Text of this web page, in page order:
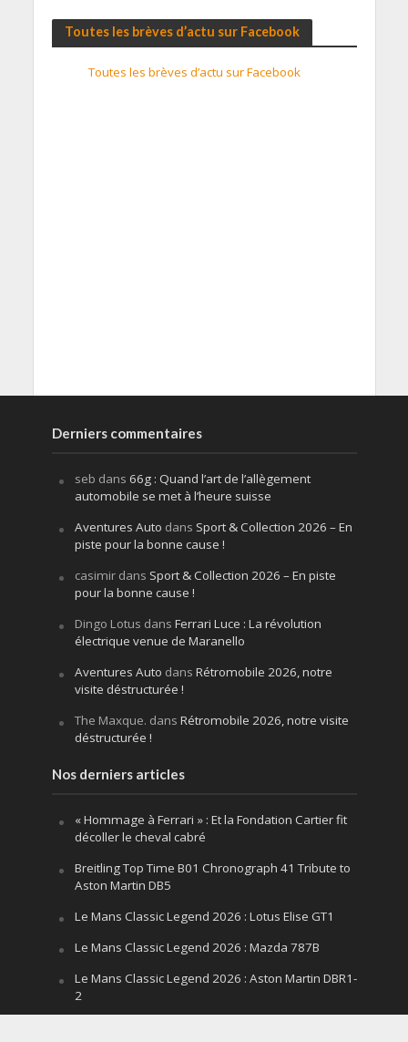
Toutes les brèves d’actu sur Facebook
Toutes les brèves d’actu sur Facebook
Derniers commentaires
seb dans 66g : Quand l’art de l’allègement
automobile se met à l’heure suisse
Aventures Auto dans Sport & Collection 2026 – En
piste pour la bonne cause !
casimirdans Sport & Collection 2026 – En piste
pour la bonne cause !
Dingo Lotus dans Ferrari Luce : La révolution
électrique venue de Maranello
Aventures Auto dans Rétromobile 2026, notre
visite déstructurée !
The Maxque. dans Rétromobile 2026, notre visite
déstructurée !
Nos derniers articles
« Hommage à Ferrari » : Et la Fondation Cartier fit
décoller le cheval cabré
Breitling Top Time B01 Chronograph 41 Tribute to
Aston Martin DB5
Le Mans Classic Legend 2026 : Lotus Elise GT1
Le Mans Classic Legend 2026 : Mazda 787B
Le Mans Classic Legend 2026 : Aston Martin DBR1-
2